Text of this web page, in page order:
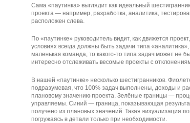
Сама «паутинка» выглядит как идеальный
проекта — например, разработка, аналитика,
расположен слева.
По «паутинке» руководитель видит, как движется
условиях всегда должны быть задачи типа
маленькая команда, то какого-то типа задач может не
интересно отслеживать весомые проекты с
В нашей «паутинке» несколько шестигранников.
подразумевая, что 100% задач выполнены, доходы и
плановому значению проекта. Зелёные границы —
управляемы. Синий — граница, показывающая
получено из плановых значений. Такая визуализация
погружаясь в детали только при необходимости.